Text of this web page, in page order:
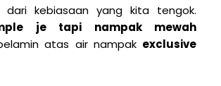
dari kebiasaan yang kita tengok.
je tapi nampak mewah
atas air nampak exclusive